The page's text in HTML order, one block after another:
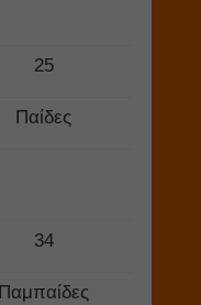
25
Παίδες
34
Παμπαίδες